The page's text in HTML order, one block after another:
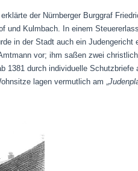
der Nürnberger Burggraf
und Kulmbach. In einem
in der Stadt auch ein Judengericht
vor; ihm saßen zwei
1381 durch individuelle Schutzbriefe
lagen vermutlich am „